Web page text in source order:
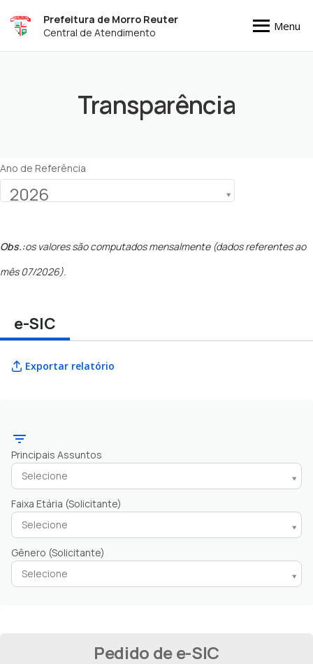
Prefeitura de Morro Reuter
Central de Atendimento
Menu
Transparência
Ano de Referência
2026
Obs.:os valores são computados mensalmente (dados referentes ao
mês 07/2026).
e-SIC
Exportar relatório
Principais Assuntos
Selecione
Faixa Etária (Solicitante)
Selecione
Gênero (Solicitante)
Selecione
Pedido de e-SIC